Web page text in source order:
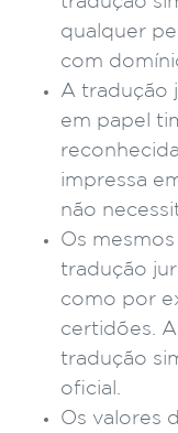
qualquer
com
A tradução
em papel
impressa
não
Os
tradução
como por
certidões.
tradução
oficial.
Os valores